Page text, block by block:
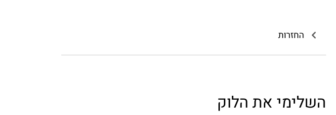
החזרות
השלימי את הלוק